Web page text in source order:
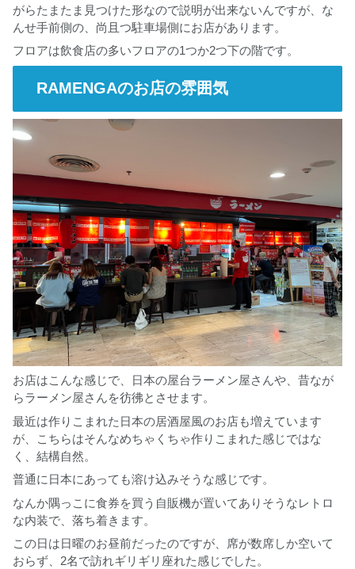
がらたまたま見つけた形なので説明が出来ないんですが、な
んせ手前側の、尚且つ駐車場側にお店があります。
フロアは飲食店の多いフロアの1つか2つ下の階です。
RAMENGAのお店の雰囲気
お店はこんな感じで、日本の屋台ラーメン屋さんや、昔なが
らラーメン屋さんを彷彿とさせます。
最近は作りこまれた日本の居酒屋風のお店も増えています
が、こちらはそんなめちゃくちゃ作りこまれた感じではな
く、結構自然。
普通に日本にあっても溶け込みそうな感じです。
なんか隅っこに食券を買う自販機が置いてありそうなレトロ
な内装で、落ち着きます。
この日は日曜のお昼前だったのですが、席が数席しか空いて
おらず、2名で訪れギリギリ座れた感じでした。